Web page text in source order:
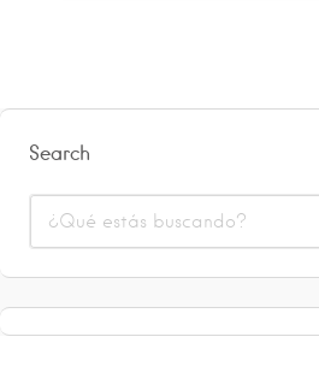
Search